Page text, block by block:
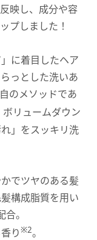
映し、成分や容
プしました！
に着目したヘア
っとした洗いあ
のメソッドであ
リュームダウン
」をスッキリ洗
でツヤのある髪
構成脂質を用い
。
り※2。